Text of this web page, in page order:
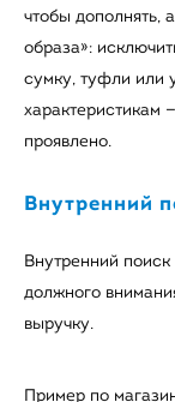
чтобы дополнять,
образа»:
сумку, туфли или
характеристикам
проявлено.
Внутренний
Внутренний
должного
выручку.
Пример по